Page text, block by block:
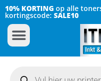
10% KORTING op alle
kortingscode: SALE10